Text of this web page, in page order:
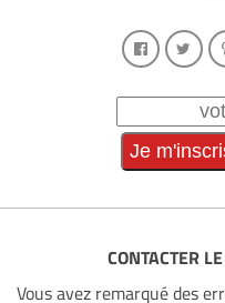
CONTACTER
Vous avez remarqué des